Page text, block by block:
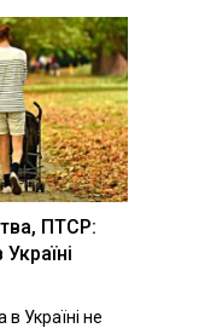
ПТСР:
в Україні не